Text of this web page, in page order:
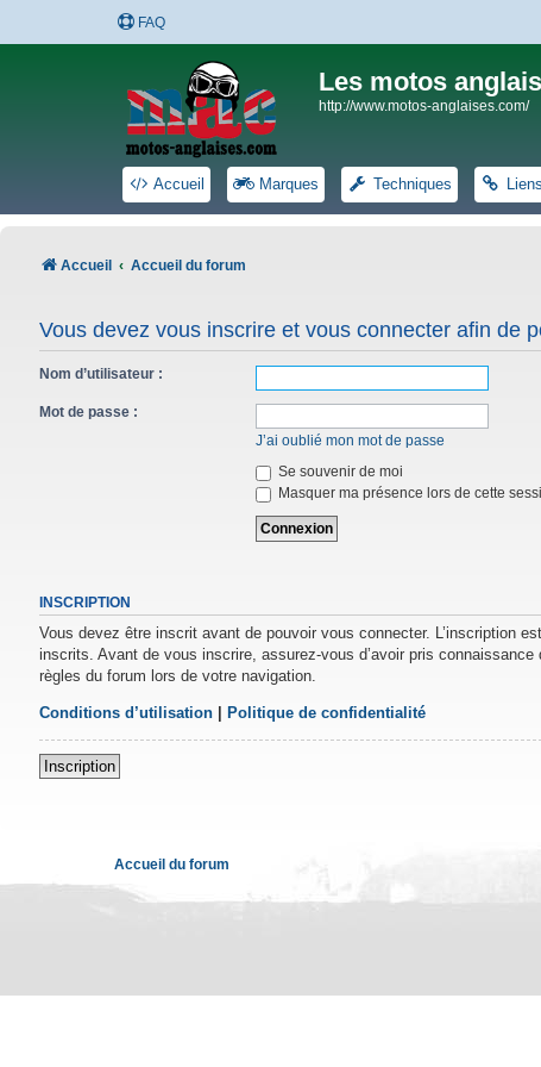
FAQ
Les motos
http://www.motos-anglaises.com/
Accueil Marques Techniques Liens
Accueil Accueil du forum
Vous devez vous inscrire et vous connecter afin de
Nom d’utilisateur :
Mot de passe :
J’ai oublié mon mot de passe
Se souvenir de moi
Masquer ma présence lors de cette
INSCRIPTION
Vous devez être inscrit avant de pouvoir vous connecter. L’inscription
inscrits. Avant de vous inscrire, assurez-vous d’avoir pris
règles du forum lors de votre navigation.
Conditions d’utilisation Politique de confidentialité
Inscription
Accueil du forum